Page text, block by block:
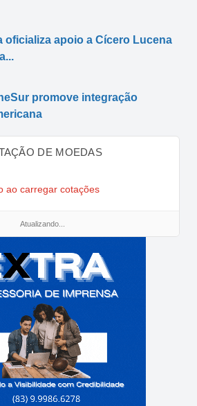
oficializa apoio a Cícero Lucena
promove integração
DE MOEDAS
ao carregar cotações
Atualizando...